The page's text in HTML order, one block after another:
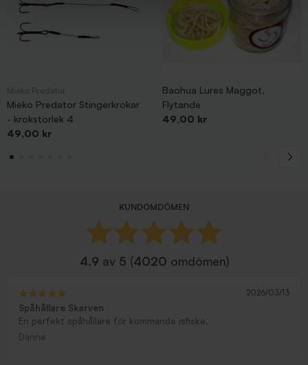
Mieko Predator Stingerkrokar
- krokstorlek 4
Pris
49,00 kr
Baohua Lures Maggot,
Flytande
Pris
49,00 kr
KUNDOMDÖMEN
4.9 av 5 (4020 omdömen)
2026/03/13
Spåhållare Skarven
En perfekt spåhållare för kommande isfiske.
Danne